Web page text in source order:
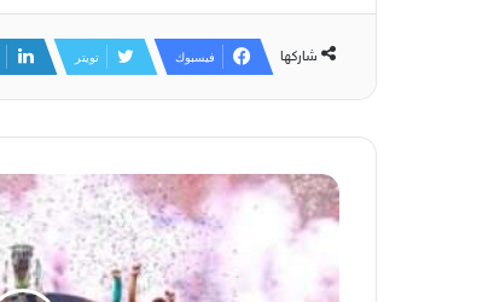
شاركها فيسبوك تويتر